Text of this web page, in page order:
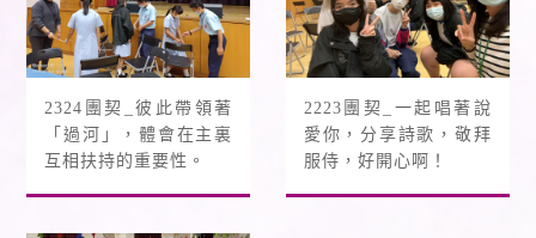
2324團契_彼此帶領著
「過河」，體會在主裏
互相扶持的重要性。
2223團契_一起唱著說
愛你，分享詩歌，敬拜
服侍，好開心啊！